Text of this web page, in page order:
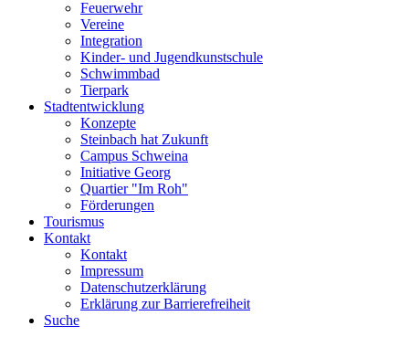
Feuerwehr
Vereine
Integration
Kinder- und Jugendkunstschule
Schwimmbad
Tierpark
Stadtentwicklung
Konzepte
Steinbach hat Zukunft
Campus Schweina
Initiative Georg
Quartier "Im Roh"
Förderungen
Tourismus
Kontakt
Kontakt
Impressum
Datenschutzerklärung
Erklärung zur Barrierefreiheit
Suche